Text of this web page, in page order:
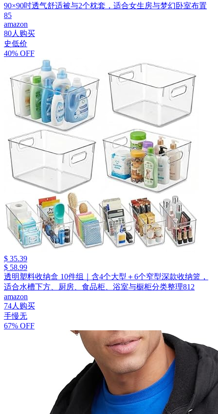
90×90吋透气舒适被与2个枕套，适合女生房与梦幻卧室布置
85
amazon
80人购买
史低价
40% OFF
$ 35.39
$ 58.99
透明塑料收纳盒 10件组｜含4个大型＋6个窄型深款收纳篮，
适合水槽下方、厨房、食品柜、浴室与橱柜分类整理812
amazon
74人购买
手慢无
67% OFF